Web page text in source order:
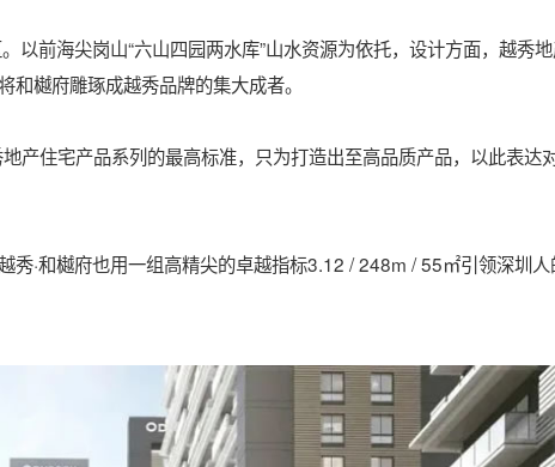
以前海尖岗山“六山四园两水库”山水资源为依托，设计方面，越秀
樾府雕琢成越秀品牌的集大成者。
产住宅产品系列的最高标准，只为打造出至高品质产品，以此表达
·和樾府也用一组高精尖的卓越指标3.12 / 248m / 55㎡引领深圳人